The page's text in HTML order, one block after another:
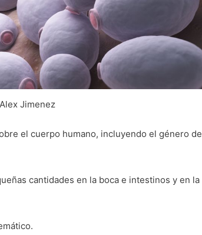
Jimenez
el cuerpo humano, incluyendo el género de
cantidades en la boca e intestinos y en la